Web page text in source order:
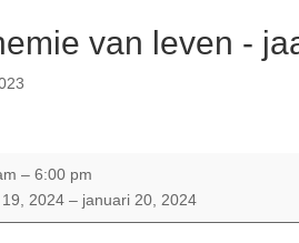
van leven -
–6:00 pm
2024 – januari 20, 2024